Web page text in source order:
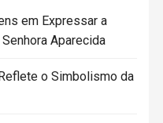
em Expressar a
Aparecida
o Simbolismo da